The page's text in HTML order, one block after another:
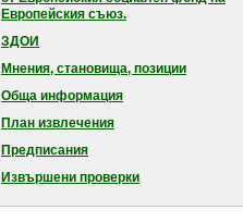
Европейския съюз.
ЗДОИ
Мнения, становища, позиции
Обща информация
План извлечения
Предписания
Извършени проверки